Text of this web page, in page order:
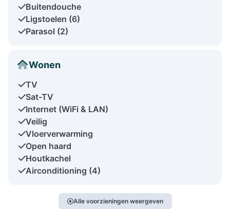
Buitendouche
Ligstoelen (6)
Parasol (2)
Wonen
TV
Sat-TV
Internet (WiFi & LAN)
Veilig
Vloerverwarming
Open haard
Houtkachel
Airconditioning (4)
Alle voorzieningen weergeven